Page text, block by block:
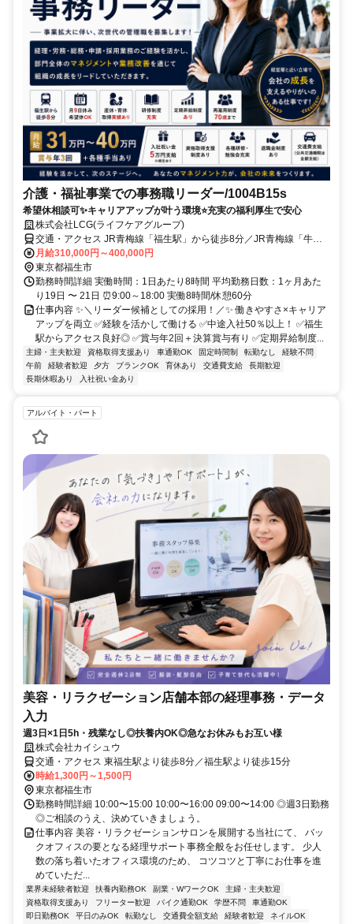
介護・福祉事業での事務職リーダー/1004B15s
希望休相談可✨キャリアアップが叶う環境⭐充実の福利厚生で安心
株式会社LCG(ライフケアグループ)
交通・アクセス JR青梅線「福生駅」から徒歩8分／JR青梅線「牛浜
駅」から徒歩11分／JR八高線「東福生駅」から徒歩19分
月給310,000円～400,000円
東京都福生市
勤務時間詳細 実働時間：1日あたり8時間 平均勤務日数：1ヶ月あた
り19日 〜 21日 ⏰9:00～18:00 実働8時間/休憩60分
仕事内容 ✨＼リーダー候補としての採用！／✨ 働きやすさ×キャリア
アップを両立 ✅経験を活かして働ける ✅中途入社50％以上！ ✅福生
駅からアクセス良好◎ ✅賞与年2回＋決算賞与有り ✅定期昇給制度...
主婦・主夫歓迎 資格取得支援あり 車通勤OK 固定時間制 転勤なし
経験不問
午前
経験者歓迎 夕方 ブランクOK 育休あり 交通費支給
長期歓迎
長期休暇あり
入社祝い金あり
アルバイト・パート
美容・リラクゼーション店舗本部の経理事務・データ
入力
週3日×1日5h・残業なし◎扶養内OK◎急なお休みもお互い様
株式会社カイシュウ
交通・アクセス 東福生駅より徒歩8分／福生駅より徒歩15分
時給1,300円～1,500円
東京都福生市
勤務時間詳細 10:00〜15:00 10:00〜16:00 09:00〜14:00 ◎週3日勤務
◎ご相談のうえ、決めていきましょう。
仕事内容 美容・リラクゼーションサロンを展開する当社にて、 バッ
クオフィスの要となる経理サポート事務全般をお任せします。 少人
数の落ち着いたオフィス環境のため、 コツコツと丁寧にお仕事を進
めていただ...
業界未経験者歓迎 扶養内勤務OK 副業・WワークOK
主婦・主夫歓迎
資格取得支援あり
フリーター歓迎 バイク通勤OK 学歴不問
車通勤OK
即日勤務OK
平日のみOK 転勤なし 交通費全額支給 経験者歓迎
ネイルOK